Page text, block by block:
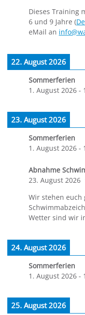
Dieses Training
6 und 9 Jahre (
eMail an
22. August 2026
Sommerferien
1. August 2026 -
23. August 2026
Sommerferien
1. August 2026 -
Abnahme
23. August 2026
Wir stehen
Wetter sind wir
24. August 2026
Sommerferien
1. August 2026 -
25. August 2026